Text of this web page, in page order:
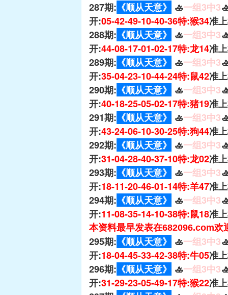
287期: 《顺从天意》 🚣一组3中3
开:05-42-49-10-40-36特:猴34准
288期: 《顺从天意》 🚣一组3中3
开:44-08-17-01-02-17特:龙14准
289期: 《顺从天意》 🚣一组3中3
开:35-04-23-10-44-24特:鼠42准
290期: 《顺从天意》 🚣一组3中3
开:40-18-25-05-02-17特:猪19准
291期: 《顺从天意》 🚣一组3中3
开:43-24-06-10-30-25特:狗44准
292期: 《顺从天意》 🚣一组3中3
开:31-04-28-40-37-10特:龙02准
293期: 《顺从天意》 🚣一组3中3
开:18-11-20-46-01-14特:羊47准
294期: 《顺从天意》 🚣一组3中3
开:11-08-35-14-10-38特:鼠18准
本资料最早发表在682096.com欢
295期: 《顺从天意》 🚣一组3中3
开:18-04-45-33-42-38特:牛05准
296期: 《顺从天意》 🚣一组3中3
开:31-29-23-05-49-17特:猴22准